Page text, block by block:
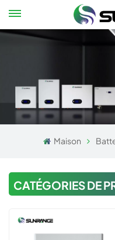
Maison
CATÉGORIES DE